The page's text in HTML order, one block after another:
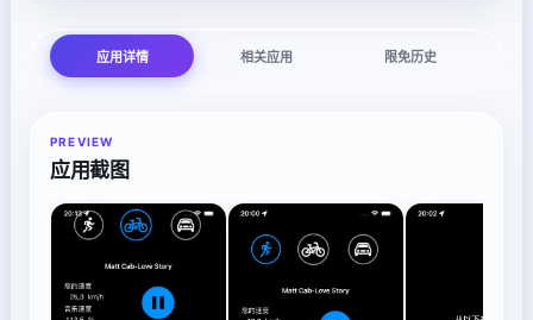
应用详情 相关应用 限免历史
PREVIEW
应用截图